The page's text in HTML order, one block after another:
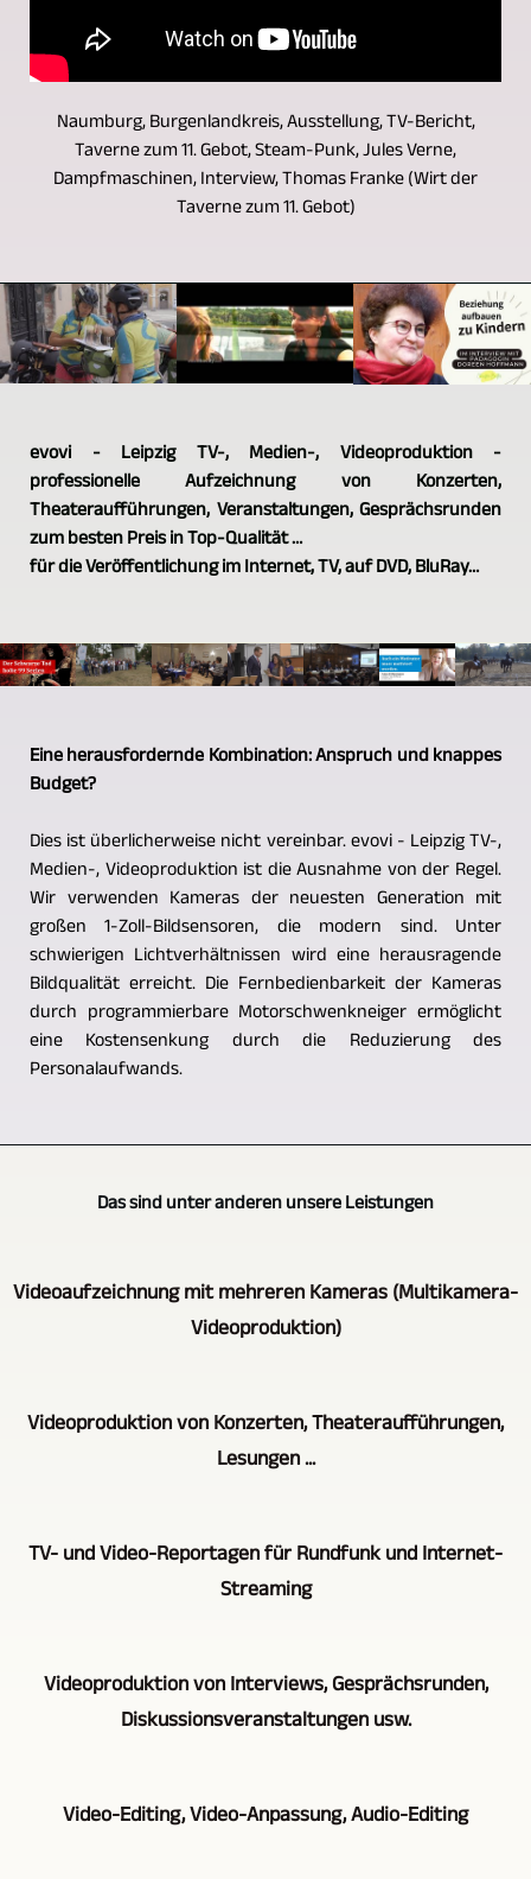
Naumburg, Burgenlandkreis, Ausstellung, TV-Bericht,
Taverne zum 11. Gebot, Steam-Punk, Jules Verne,
Dampfmaschinen, Interview, Thomas Franke (Wirt der
Taverne zum 11. Gebot)
evovi - Leipzig TV-, Medien-, Videoproduktion -
professionelle Aufzeichnung von Konzerten,
Theateraufführungen, Veranstaltungen, Gesprächsrunden
zum besten Preis in Top-Qualität …
für die Veröffentlichung im Internet, TV, auf DVD, BluRay…
Eine herausfordernde Kombination: Anspruch und knappes
Budget?
Dies ist überlicherweise nicht vereinbar. evovi - Leipzig TV-,
Medien-, Videoproduktion ist die Ausnahme von der Regel.
Wir verwenden Kameras der neuesten Generation mit
großen 1-Zoll-Bildsensoren, die modern sind. Unter
schwierigen Lichtverhältnissen wird eine herausragende
Bildqualität erreicht. Die Fernbedienbarkeit der Kameras
durch programmierbare Motorschwenkneiger ermöglicht
eine Kostensenkung durch die Reduzierung des
Personalaufwands.
Das sind unter anderen unsere Leistungen
Videoaufzeichnung mit mehreren Kameras (Multikamera-
Videoproduktion)
es
um
Aufzeichnungen
und
ist
evovi
TV-,
Videoproduktion von Konzerten, Theateraufführungen,
Lesungen ...
setzen
bei
Videoaufzeichnung
von
Lesungen
TV- und Video-Reportagen für Rundfunk und Internet-
Streaming
in
diesem
kann
Videoproduktion von Interviews, Gesprächsrunden,
Diskussionsveranstaltungen usw.
bei
Video-Editing, Video-Anpassung, Audio-Editing